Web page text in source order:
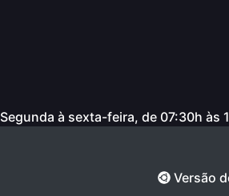
à sexta-feira, de 07:30h às
Versão